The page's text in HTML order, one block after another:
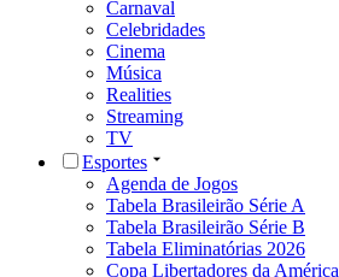
Carnaval
Celebridades
Cinema
Música
Realities
Streaming
TV
Esportes
Agenda de Jogos
Tabela Brasileirão Série A
Tabela Brasileirão Série B
Tabela Eliminatórias 2026
Copa Libertadores da América